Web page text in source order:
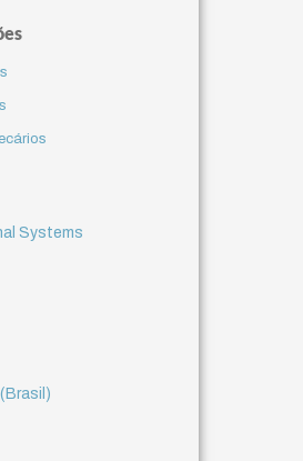
Systems